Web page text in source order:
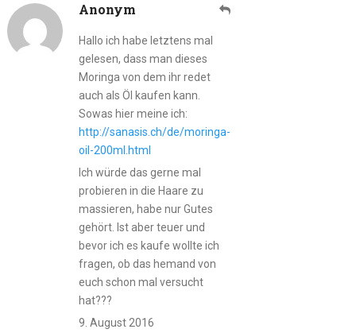
Anonym
Hallo ich habe letztens mal
gelesen, dass man dieses
Moringa von dem ihr redet
auch als Öl kaufen kann.
Sowas hier meine ich:
http://sanasis.ch/de/moringa-
oil-200ml.html
Ich würde das gerne mal
probieren in die Haare zu
massieren, habe nur Gutes
gehört. Ist aber teuer und
bevor ich es kaufe wollte ich
fragen, ob das hemand von
euch schon mal versucht
hat???
9. August 2016